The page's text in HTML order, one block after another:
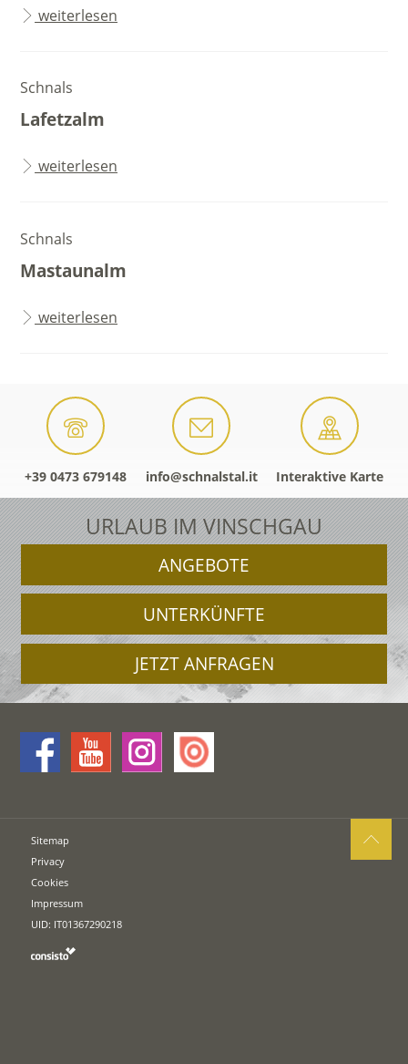
weiterlesen
Schnals
Lafetzalm
weiterlesen
Schnals
Mastaunalm
weiterlesen
+39 0473 679148 info@schnalstal.it Interaktive Karte
URLAUB IM VINSCHGAU
ANGEBOTE
UNTERKÜNFTE
JETZT ANFRAGEN
Sitemap
Privacy
Cookies
Impressum
UID: IT01367290218